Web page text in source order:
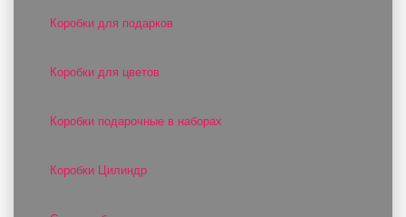
Коробки для подарков
Коробки для цветов
Коробки подарочные в наборах
Коробки Цилиндр